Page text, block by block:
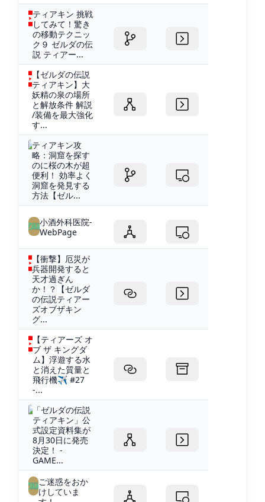
ティアキン 挑戦
してみて！驚き
の移動テクニッ
ク９ ゼルダの伝
説 ティアー...
【ゼルダの伝説
ティアキン】大
妖精の泉の場所
と解放条件 解説
/装備を最大強化
す...
ティアキン攻
略：洞窟を探す
のに桜の木が超
便利！ 効率よく
洞窟を発見する
方法【ゼル...
小酒外科医院-
WebPage
【衝撃】厄災が
兵器開発すると
天才過ぎん
か！？【ゼルダ
の伝説ティアー
ズオブザキン
グ...
【ティアーズ オ
ブ ザ キングダ
ム】浮遊する水
と消えた質量と
飛行機✈ #27
-...
「ゼルダの伝説
ティアキン」公
式設定資料集が
8月30日に発売
決定！ -
GAME...
ご迷惑をおか
けしていま